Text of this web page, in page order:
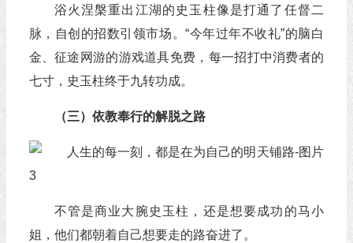
浴火涅槃重出江湖的史玉柱像是打通了任督二
脉，自创的招数引领市场。“今年过年不收礼”的脑白
金、征途网游的游戏道具免费，每一招打中消费者的
七寸，史玉柱终于九转功成。
（三）依教奉行的解脱之路
不管是商业大腕史玉柱，还是想要成功的马小
姐，他们都朝着自己想要走的路奋进了。